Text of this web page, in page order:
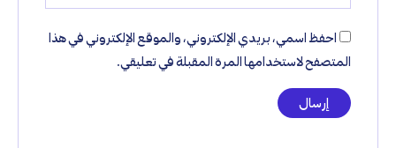
احفظ اسمي، بريدي الإلكتروني، والموقع الإلكتروني في هذا
المتصفح لاستخدامها المرة المقبلة في تعليقي.